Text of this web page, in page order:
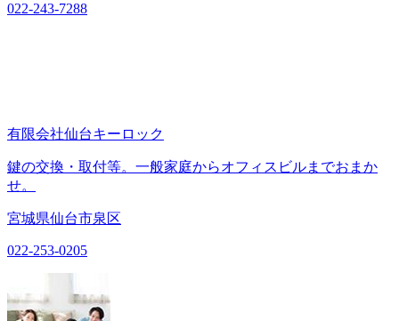
022-243-7288
有限会社仙台キーロック
鍵の交換・取付等。一般家庭からオフィスビルまでおまか
せ。
宮城県仙台市泉区
022-253-0205